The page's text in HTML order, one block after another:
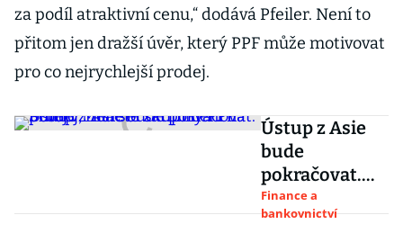
za podíl atraktivní cenu,“ dodává Pfeiler. Není to
přitom jen dražší úvěr, který PPF může motivovat
pro co nejrychlejší prodej.
Ústup z Asie
bude
pokračovat.
Podíl v Monetě
zatím není na
Finance a
bankovnictví